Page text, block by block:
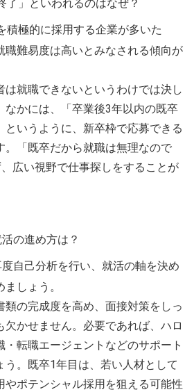
了」といわれるのはなぜ？
積極的に採用する企業が多いた
職難易度は高いとみなされる傾向が
は就職できないというわけでは決し
なかには、「卒業後3年以内の既卒
というように、新卒枠で応募できる
。「既卒だから就職は無理なので
広い視野で仕事探しをすることが
の進め方は？
自己分析を行い、就活の軸を決め
しょう。
類の完成度を高め、面接対策をしっ
欠かせません。必要であれば、ハロ
・転職エージェントなどのサポート
う。既卒1年目は、若い人材として
やポテンシャル採用を狙える可能性